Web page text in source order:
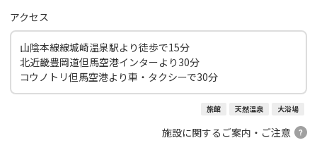
アクセス
山陰本線線城崎温泉駅より徒歩で15分
北近畿豊岡道但馬空港インターより30分
コウノトリ但馬空港より車・タクシーで30分
旅館 天然温泉 大浴場
施設に関するご案内・ご注意